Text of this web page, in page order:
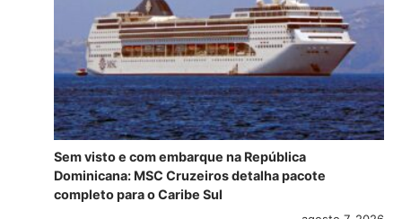
Sem visto e com embarque na República
Dominicana: MSC Cruzeiros detalha pacote
completo para o Caribe Sul